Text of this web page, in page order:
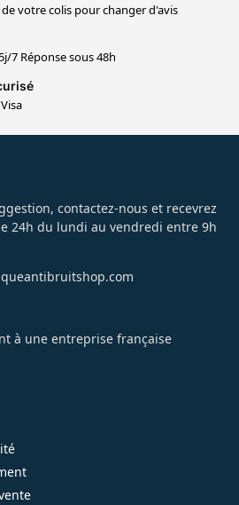
votre colis pour changer d'avis
7 Réponse sous 48h
contactez-nous et recevrez
24h du lundi au vendredi entre 9h
à une entreprise française